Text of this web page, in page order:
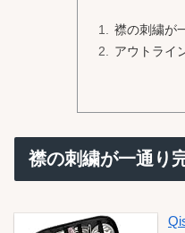
襟の刺繍が
アウトライ
襟の刺繍が一通り